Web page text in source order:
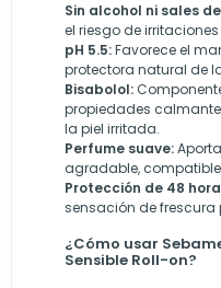
Sin alcohol ni sales
el riesgo de
pH 5.5:Favorece el
protectora natural de
Bisabolol:
propiedades
la piel irritada.
Perfume suave:
agradable,
Protección de 48
sensación de
¿Cómo usar
Sensible Roll-on?